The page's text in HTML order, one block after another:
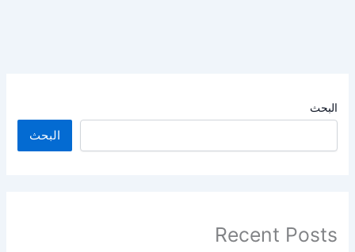
البحث
البحث
Recent Posts